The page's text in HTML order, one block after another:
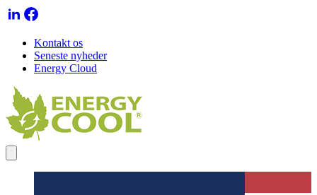
Kontakt os
Seneste nyheder
Energy Cloud